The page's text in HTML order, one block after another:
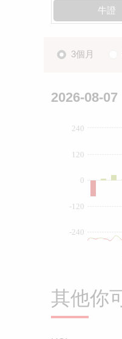
牛證
3個月
2026-08-07
0
-240
-120
120
240
其他你